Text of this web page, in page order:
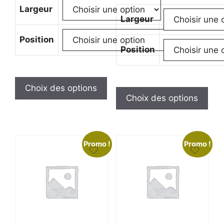
Largeur
Position
Choix des options
Largeur
Position
Choix des options
Promo ! Promo !